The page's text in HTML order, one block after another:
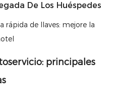
De Los Huéspedes
rápida de llaves: mejore la
principales